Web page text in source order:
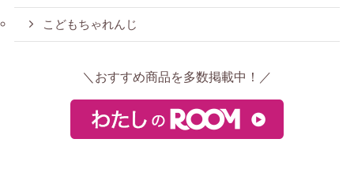
こどもちゃれんじ
＼おすすめ商品を多数掲載中！／